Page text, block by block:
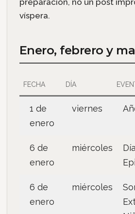
víspera.
Enero, febrero y
FECHA DÍA
1 de
enero
viernes
6 de
enero
miércoles
6 de
enero
miércoles